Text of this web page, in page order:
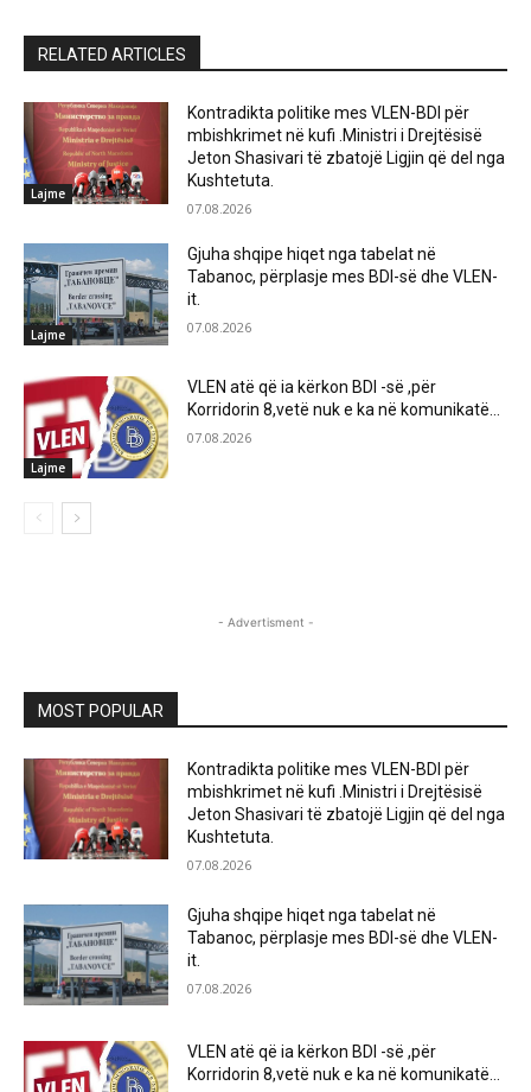
RELATED ARTICLES
Lajme
Kontradikta politike mes VLEN-BDI për
mbishkrimet në kufi .Ministri i Drejtësisë
Jeton Shasivari të zbatojë Ligjin që del nga
Kushtetuta.
07.08.2026
Lajme
Gjuha shqipe hiqet nga tabelat në
Tabanoc, përplasje mes BDI-së dhe VLEN-
it.
07.08.2026
Lajme
VLEN atë që ia kërkon BDI -së ,për
Korridorin 8,vetë nuk e ka në komunikatë…
07.08.2026
- Advertisment -
MOST POPULAR
Kontradikta politike mes VLEN-BDI për
mbishkrimet në kufi .Ministri i Drejtësisë
Jeton Shasivari të zbatojë Ligjin që del nga
Kushtetuta.
07.08.2026
Gjuha shqipe hiqet nga tabelat në
Tabanoc, përplasje mes BDI-së dhe VLEN-
it.
07.08.2026
VLEN atë që ia kërkon BDI -së ,për
Korridorin 8,vetë nuk e ka në komunikatë…